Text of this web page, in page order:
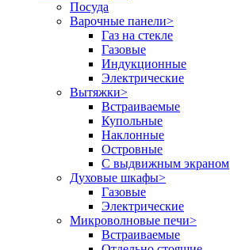
Посуда
Варочные панели>
Газ на стекле
Газовые
Индукционные
Электрические
Вытяжки>
Встраиваемые
Купольные
Наклонные
Островные
С выдвижным экраном
Духовые шкафы>
Газовые
Электрические
Микроволновые печи>
Встраиваемые